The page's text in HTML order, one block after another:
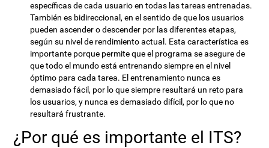
específicas de cada usuario en todas las tareas entrenadas.
También es bidireccional, en el sentido de que los usuarios
pueden ascender o descender por las diferentes etapas,
según su nivel de rendimiento actual. Esta característica es
importante porque permite que el programa se asegure de
que todo el mundo está entrenando siempre en el nivel
óptimo para cada tarea. El entrenamiento nunca es
demasiado fácil, por lo que siempre resultará un reto para
los usuarios, y nunca es demasiado difícil, por lo que no
resultará frustrante.
¿Por qué es importante el ITS?